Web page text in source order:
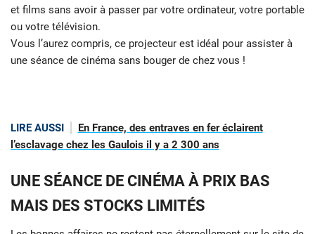
et films sans avoir à passer par votre ordinateur, votre portable
ou votre télévision.
Vous l’aurez compris, ce projecteur est idéal pour assister à
une séance de cinéma sans bouger de chez vous !
LIRE AUSSI
En France, des entraves en fer éclairent
l’esclavage chez les Gaulois il y a 2 300 ans
UNE SÉANCE DE CINÉMA À PRIX BAS
MAIS DES STOCKS LIMITÉS